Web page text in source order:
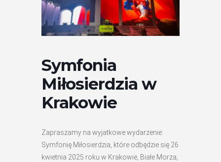
Symfonia
Miłosierdzia w
Krakowie
Zapraszamy na wyjatkowe wydarzenie:
Symfonię Miłosierdzia, które odbędzie się 26
kwietnia 2025 roku w Krakowie, Białe Morza,